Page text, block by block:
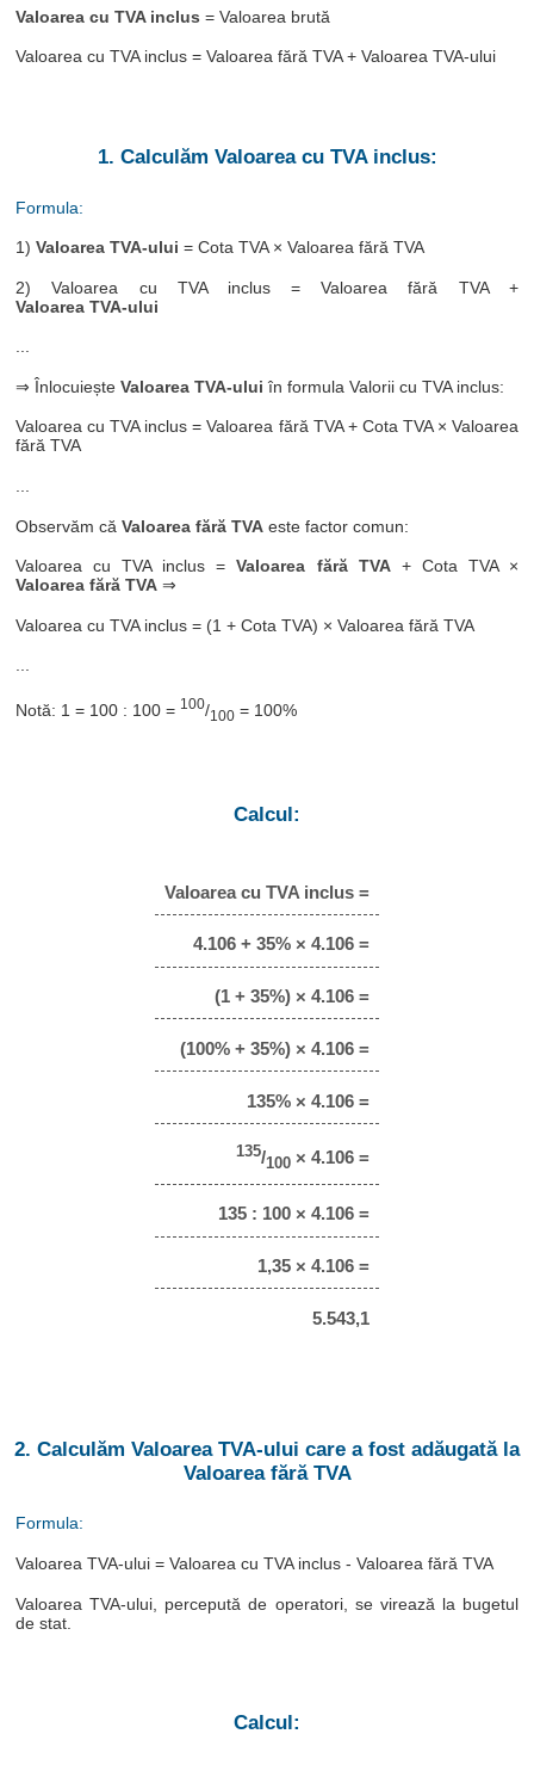
Valoarea cu TVA inclus = Valoarea brută
Valoarea cu TVA inclus = Valoarea fără TVA + Valoarea TVA-ului
1. Calculăm Valoarea cu TVA inclus:
Formula:
1)Valoarea TVA-ului = Cota TVA × Valoarea fără TVA
2) Valoarea cu TVA inclus = Valoarea fără TVA +
Valoarea TVA-ului
...
⇒ ÎnlocuieșteValoarea TVA-ului în formula Valorii cu TVA inclus:
Valoarea cu TVA inclus = Valoarea fără TVA + Cota TVA × Valoarea
fără TVA
Observăm căValoarea fără TVA este factor comun:
Valoarea cu TVA inclus =Valoarea fără TVA+ Cota TVA ×
Valoarea fără TVA ⇒
Valoarea cu TVA inclus = (1 + Cota TVA) × Valoarea fără TVA
Notă: 1 = 100 : 100 = 100/100 = 100%
Calcul:
Valoarea cu TVA inclus =
4.106 + 35% × 4.106 =
(1 + 35%) × 4.106 =
(100% + 35%) × 4.106 =
135% × 4.106 =
135/100 × 4.106 =
135 : 100 × 4.106 =
1,35 × 4.106 =
5.543,1
2. Calculăm Valoarea TVA-ului care a fost adăugată la
Valoarea fără TVA
Formula:
Valoarea TVA-ului = Valoarea cu TVA inclus - Valoarea fără TVA
Valoarea TVA-ului, percepută de operatori, se virează la bugetul
de stat.
Calcul: